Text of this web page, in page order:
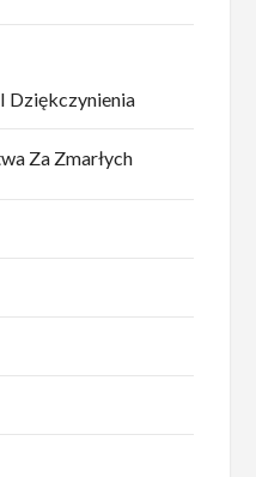
Dziękczynienia
Za Zmarłych